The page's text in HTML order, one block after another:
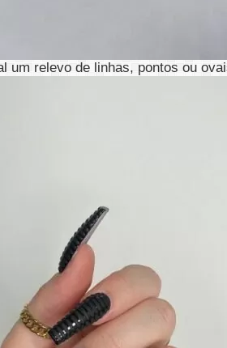
um relevo de linhas, pontos ou